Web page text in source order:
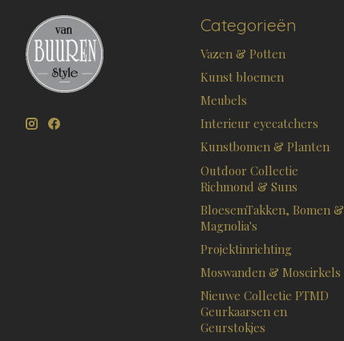
Categorieën
Vazen & Potten
Kunst bloemen
Meubels
Interieur eyecatchers
Kunstbomen & Planten
Outdoor Collectie
Richmond & Suns
BloesemTakken, Bomen &
Magnolia's
Projektinrichting
Moswanden & Moscirkels
Nieuwe Collectie PTMD
Geurkaarsen en
Geurstokjes